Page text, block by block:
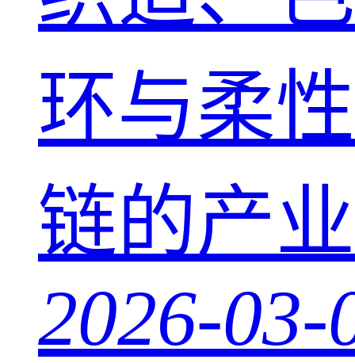
环与柔
链的产
2026-03-